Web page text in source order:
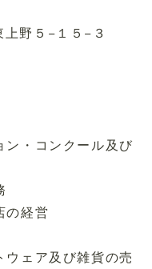
野５−１５−３
・コンクール及び
の経営
ェア及び雑貨の売